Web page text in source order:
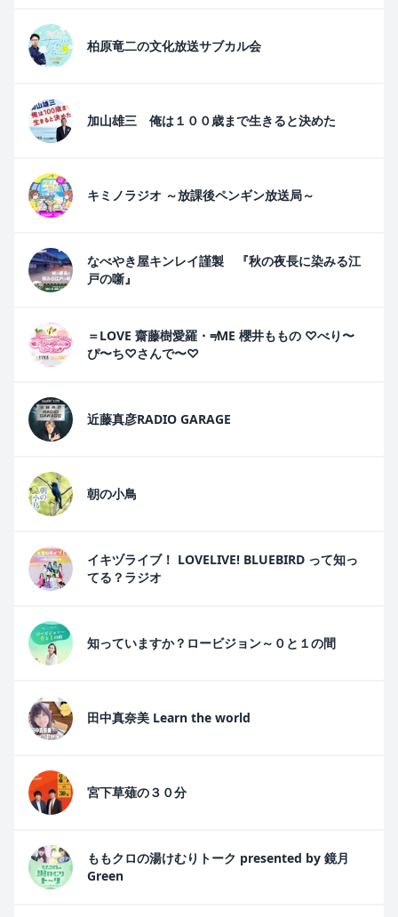
柏原竜二の文化放送サブカル会
加山雄三 俺は１００歳まで生きると決めた
キミノラジオ ～放課後ペンギン放送局～
なべやき屋キンレイ謹製 『秋の夜長に染みる江
戸の噺』
＝LOVE 齋藤樹愛羅・≠ME 櫻井ももの ♡べり〜
ぴ〜ち♡さんで〜♡
近藤真彦RADIO GARAGE
朝の小鳥
イキヅライブ！ LOVELIVE! BLUEBIRD って知っ
てる？ラジオ
知っていますか？ロービジョン～０と１の間
田中真奈美 Learn the world
宮下草薙の３０分
ももクロの湯けむりトーク presented by 鏡月
Green